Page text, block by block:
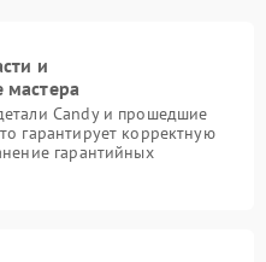
и
мастера
Candy и прошедшие
гарантирует корректную
гарантийных